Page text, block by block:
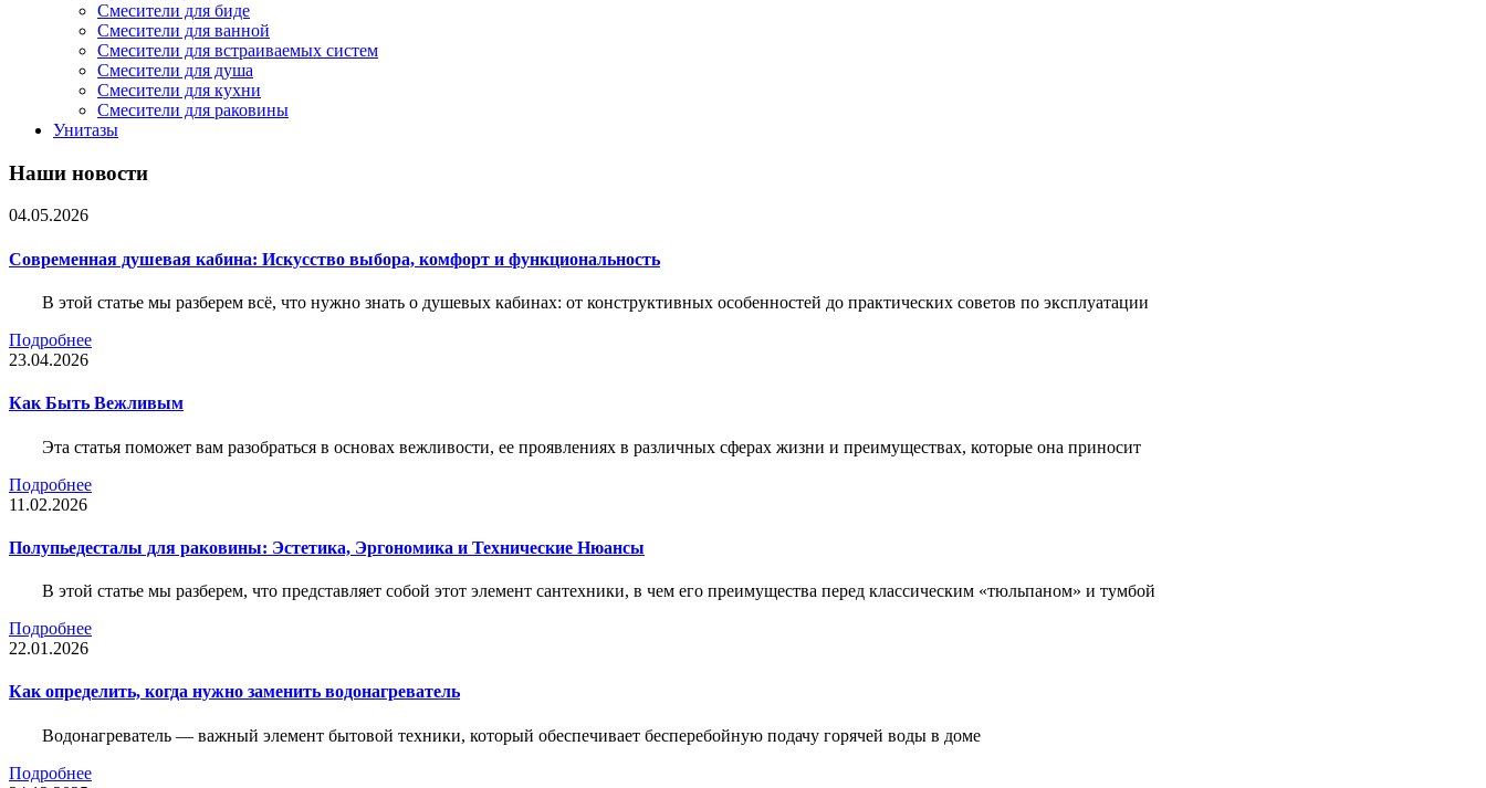
Смесители для биде
Смесители для ванной
Смесители для встраиваемых систем
Смесители для душа
Смесители для кухни
Смесители для раковины
Унитазы
Наши новости
04.05.2026
Современная душевая кабина: Искусство выбора, комфорт и функциональность
В этой статье мы разберем всё, что нужно знать о душевых кабинах: от конструктивных особенностей до практических советов по эксплуатации
Подробнее
23.04.2026
Как Быть Вежливым
Эта статья поможет вам разобраться в основах вежливости, ее проявлениях в различных сферах жизни и преимуществах, которые она приносит
Подробнее
11.02.2026
Полупьедесталы для раковины: Эстетика, Эргономика и Технические Нюансы
В этой статье мы разберем, что представляет собой этот элемент сантехники, в чем его преимущества перед классическим «тюльпаном» и тумбой
Подробнее
22.01.2026
Как определить, когда нужно заменить водонагреватель
Водонагреватель — важный элемент бытовой техники, который обеспечивает бесперебойную подачу горячей воды в доме
Подробнее